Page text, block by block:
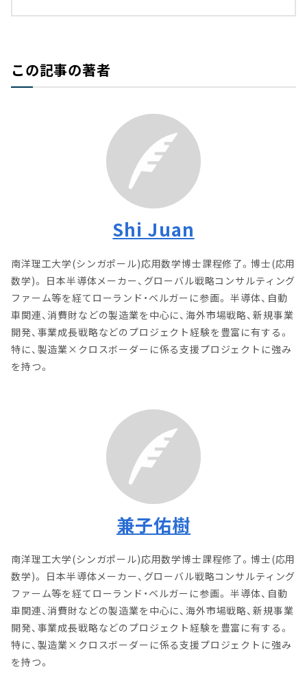
この記事の著者
Shi Juan
南洋理工大学(シンガポール)応用数学博士課程修了。博士(応用
数学)。 日本半導体メーカー、グローバル戦略コンサルティング
ファーム等を経てローランド・ベルガーに参画。 半導体、自動
車関連、消費財などの製造業を中心に、海外市場戦略、新規事業
開発、事業成長戦略などのプロジェクト経験を豊富に有する。
特に、製造業×クロスボーダーに係る支援プロジェクトに強み
を持つ。
兼子佑樹
南洋理工大学(シンガポール)応用数学博士課程修了。博士(応用
数学)。 日本半導体メーカー、グローバル戦略コンサルティング
ファーム等を経てローランド・ベルガーに参画。 半導体、自動
車関連、消費財などの製造業を中心に、海外市場戦略、新規事業
開発、事業成長戦略などのプロジェクト経験を豊富に有する。
特に、製造業×クロスボーダーに係る支援プロジェクトに強み
を持つ。